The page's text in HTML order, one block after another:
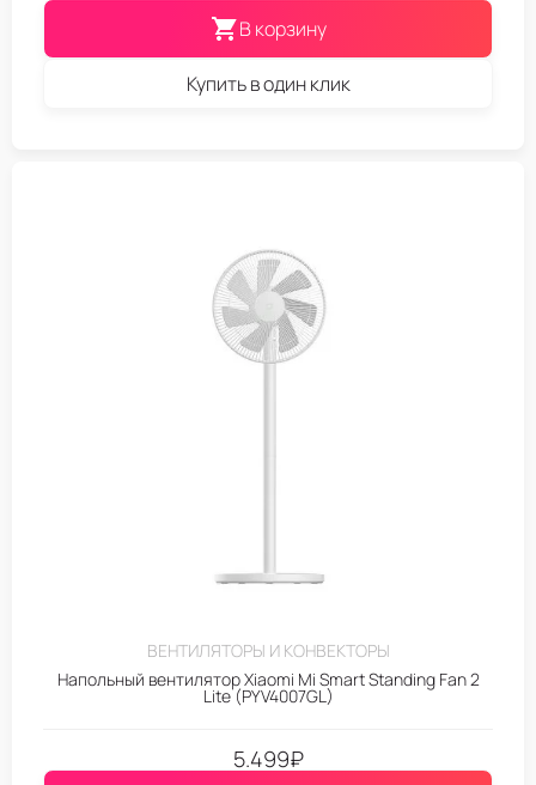
В корзину
Купить в один клик
ВЕНТИЛЯТОРЫ И КОНВЕКТОРЫ
Напольный вентилятор Xiaomi Mi Smart Standing Fan 2
Lite (PYV4007GL)
5.499₽